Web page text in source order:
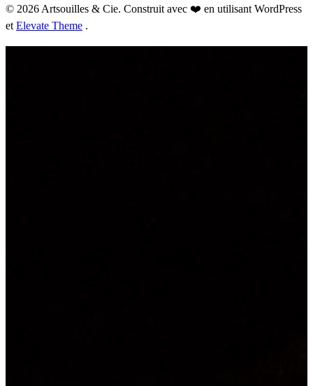
© 2026 Artsouilles & Cie. Construit avec ❤️ en utilisant WordPress
et Elevate Theme .